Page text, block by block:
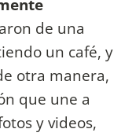
de una
un café, y
otra manera,
que une a
y videos,